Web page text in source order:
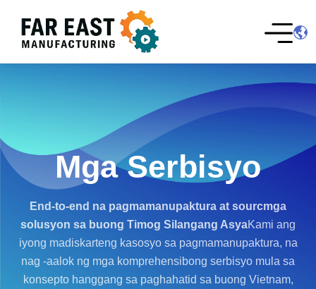
Mga Serbisyo
End-to-end na pagmamanupaktura at sourcmga
solusyon sa buong Timog Silangang AsyaKami ang
iyong madiskarteng kasosyo sa pagmamanupaktura, na
nag -aalok ng mga komprehensibong serbisyo mula sa
konsepto hanggang sa paghahatid sa buong Vietnam,